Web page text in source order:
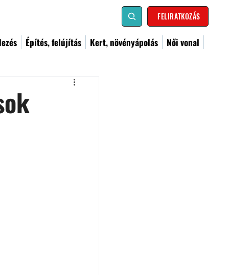
FELIRATKOZÁS
Építés, felújítás Kert, növényápolás Női vonal